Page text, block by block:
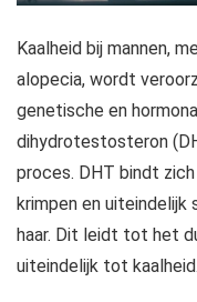
Kaalheid bij mannen,
alopecia, wordt
genetische en
dihydrotestosteron
proces. DHT bindt
krimpen en
haar. Dit leidt tot het
uiteindelijk tot kaalheid.